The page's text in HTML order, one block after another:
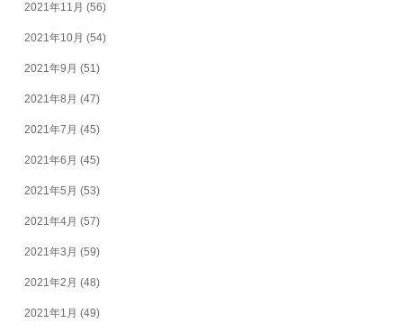
2021年11月 (56)
2021年10月 (54)
2021年9月 (51)
2021年8月 (47)
2021年7月 (45)
2021年6月 (45)
2021年5月 (53)
2021年4月 (57)
2021年3月 (59)
2021年2月 (48)
2021年1月 (49)